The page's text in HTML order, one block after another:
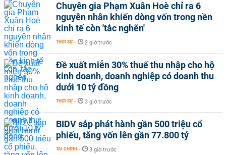
Chuyên gia Phạm Xuân Hoè chỉ ra 6
nguyên nhân khiến dòng vốn trong nền
kinh tế còn 'tắc nghẽn'
THỜI SỰ - 2 giờ trước
Đề xuất miễn 30% thuế thu nhập cho hộ
kinh doanh, doanh nghiệp có doanh thu
dưới 10 tỷ đồng
THỜI SỰ - 3 giờ trước
BIDV sắp phát hành gần 500 triệu cổ
phiếu, tăng vốn lên gần 77.800 tỷ
TÀI CHÍNH - 3 giờ trước